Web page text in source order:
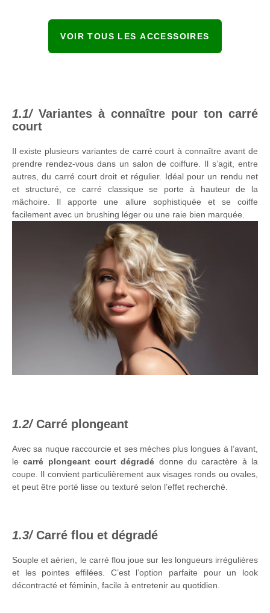
VOIR TOUS LES ACCESSOIRES
Variantes à connaître pour ton carré
court
Il existe plusieurs variantes de carré court à connaître avant de
prendre rendez-vous dans un salon de coiffure. Il s’agit, entre
autres, du carré court droit et régulier. Idéal pour un rendu net
et structuré, ce carré classique se porte à hauteur de la
mâchoire. Il apporte une allure sophistiquée et se coiffe
facilement avec un brushing léger ou une raie bien marquée.
Carré plongeant
Avec sa nuque raccourcie et ses mèches plus longues à l’avant,
lecarré plongeant court dégradé donne du caractère à la
coupe. Il convient particulièrement aux visages ronds ou ovales,
et peut être porté lisse ou texturé selon l’effet recherché.
Carré flou et dégradé
Souple et aérien, le carré flou joue sur les longueurs irrégulières
et les pointes effilées. C’est l’option parfaite pour un look
décontracté et féminin, facile à entretenir au quotidien.